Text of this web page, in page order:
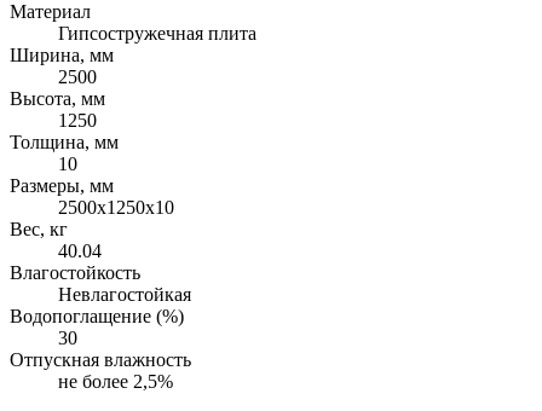
Материал
Гипсостружечная плита
Ширина, мм
2500
Высота, мм
1250
Толщина, мм
10
Размеры, мм
2500х1250х10
Вес, кг
40.04
Влагостойкость
Невлагостойкая
Водопоглащение (%)
30
Отпускная влажность
не более 2,5%